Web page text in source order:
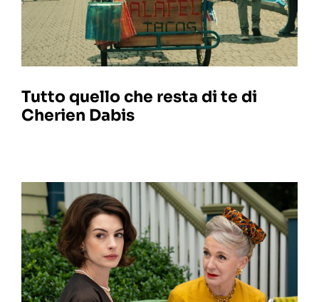
Tutto quello che resta di te di
Cherien Dabis